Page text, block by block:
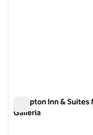
Hampton Inn &
Galleria